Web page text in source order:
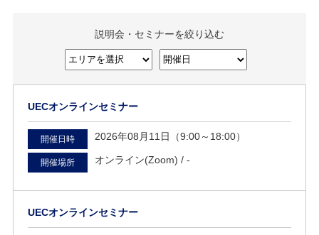
説明会・セミナーを絞り込む
UECオンラインセミナー
開催日時 2026年08月11日（9:00～18:00）
開催場所 オンライン(Zoom) / -
UECオンラインセミナー